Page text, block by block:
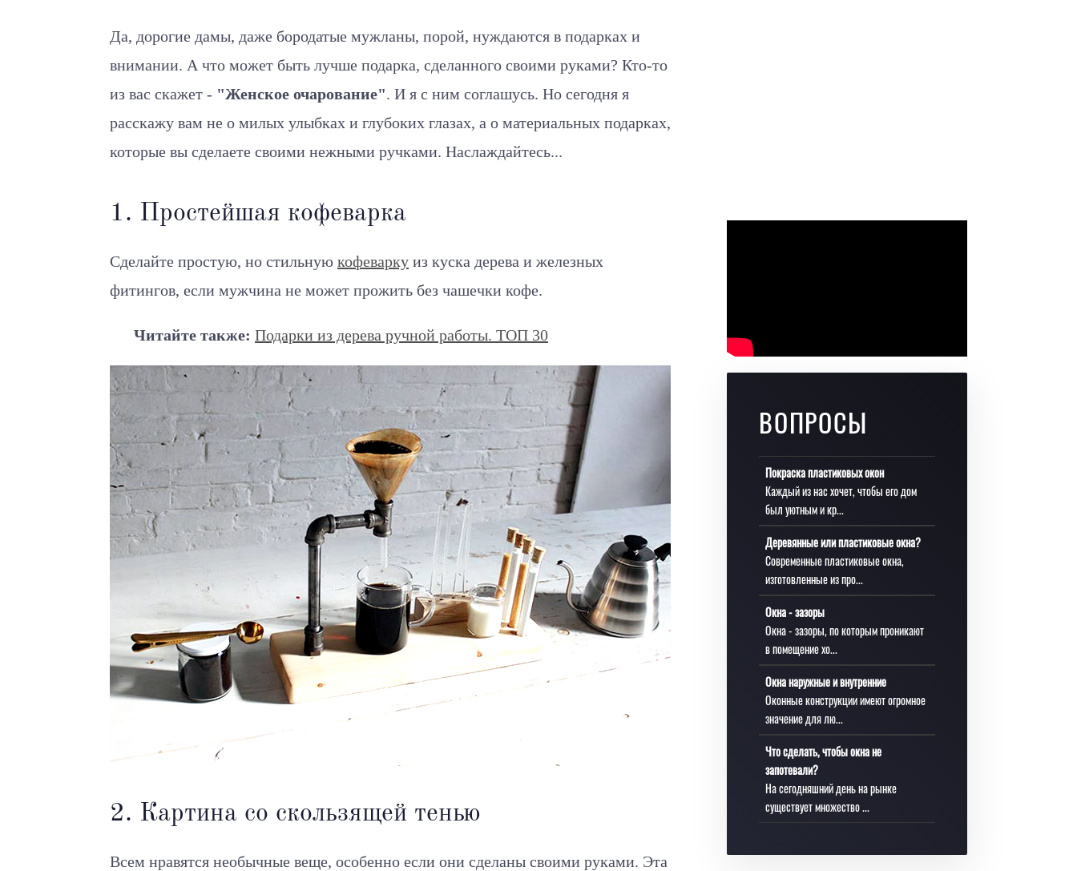
Да, дорогие дамы, даже бородатые мужланы, порой, нуждаются в подарках и
внимании. А что может быть лучше подарка, сделанного своими руками? Кто-то
из вас скажет - "Женское очарование". И я с ним соглашусь. Но сегодня я
расскажу вам не о милых улыбках и глубоких глазах, а о материальных подарках,
которые вы сделаете своими нежными ручками. Наслаждайтесь...
1. Простейшая кофеварка
Сделайте простую, но стильную кофеварку из куска дерева и железных
фитингов, если мужчина не может прожить без чашечки кофе.
Читайте также: Подарки из дерева ручной работы. ТОП 30
2. Картина со скользящей тенью
Всем нравятся необычные веще, особенно если они сделаны своими руками. Эта
ВОПРОСЫ
Покраска пластиковых окон
Каждый из нас хочет, чтобы его дом
был уютным и кр...
Деревянные или пластиковые окна?
Современные пластиковые окна,
изготовленные из про...
Окна - зазоры
Окна - зазоры, по которым проникают
в помещение хо...
Окна наружные и внутренние
Оконные конструкции имеют огромное
значение для лю...
Что сделать, чтобы окна не
запотевали?
На сегодняшний день на рынке
существует множество ...